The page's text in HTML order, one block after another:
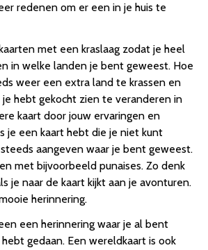
redenen om er een in je huis te
met een kraslaag zodat je heel
in welke landen je bent geweest. Hoe
weer een extra land te krassen en
hebt gekocht zien te veranderen in
kaart door jouw ervaringen en
je een kaart hebt die je niet kunt
steeds aangeven waar je bent geweest.
met bijvoorbeeld punaises. Zo denk
je naar de kaart kijkt aan je avonturen.
herinnering.
een herinnering waar je al bent
gedaan. Een wereldkaart is ook